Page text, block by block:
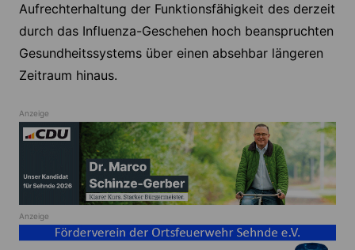
Aufrechterhaltung der Funktionsfähigkeit des derzeit
durch das Influenza-Geschehen hoch beanspruchten
Gesundheitssystems über einen absehbar längeren
Zeitraum hinaus.
Anzeige
Anzeige